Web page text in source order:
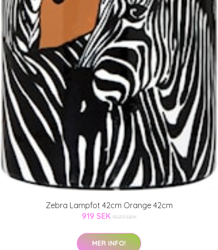
Zebra Lampfot 42cm Orange 42cm
919 SEK 1027 SEK
MER INFO!